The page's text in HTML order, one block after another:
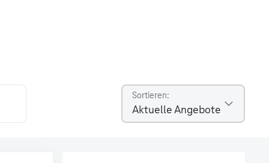
Sortieren
Aktuelle Angebote